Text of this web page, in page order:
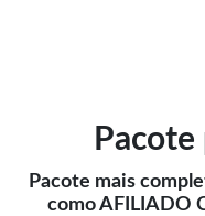
Pacote mais
como AFILIADO